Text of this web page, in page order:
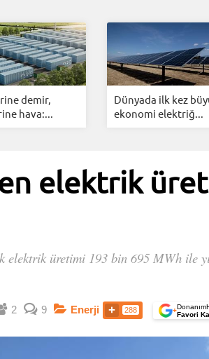
Dondurma Çöktü
demir,
hava:...
Dünyada ilk kez
ekonomi elektriğ...
elektrik
elektrik üretimi 193 bin 695 MWh ile
2 9 Enerji 288 +
Favori